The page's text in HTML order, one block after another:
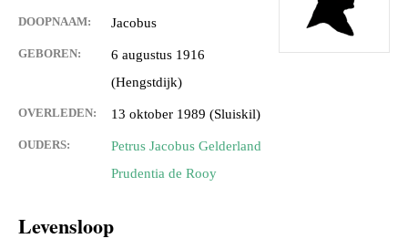
DOOPNAAM: Jacobus
GEBOREN:
6 augustus 1916
(Hengstdijk)
OVERLEDEN: 13 oktober 1989 (Sluiskil)
OUDERS:
Petrus Jacobus Gelderland
Prudentia de Rooy
Levensloop